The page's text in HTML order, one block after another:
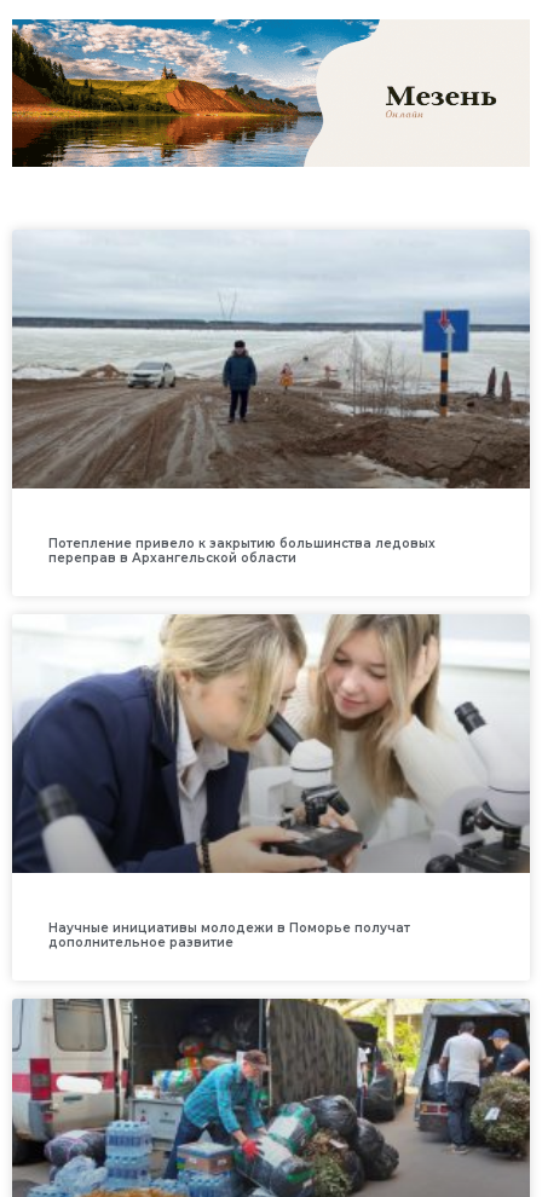
Потепление привело к закрытию большинства ледовых
переправ в Архангельской области
Научные инициативы молодежи в Поморье получат
дополнительное развитие